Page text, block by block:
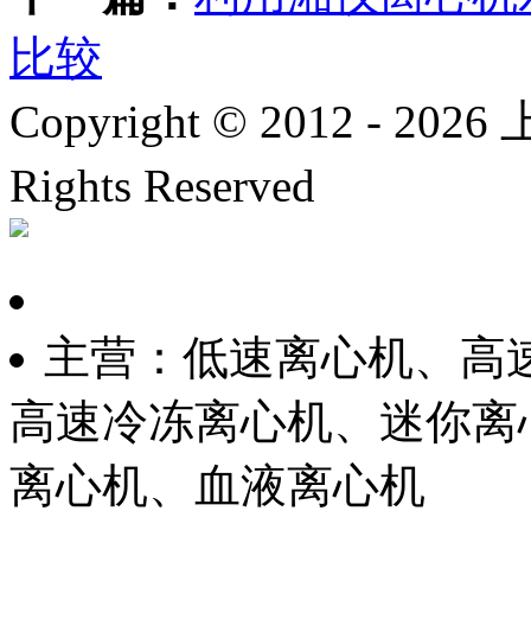
比较
Copyright © 2012 - 2026
Rights Reserved
主营：低速离心机、高
高速冷冻离心机、迷你
离心机、血液离心机